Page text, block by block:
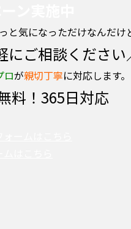
と気になっただけなんだけ
にご相談ください
ロが親切丁寧に対応します。
料！365日対応